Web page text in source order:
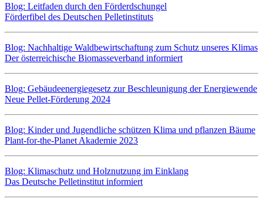
Blog: Leitfaden durch den Förderdschungel
Förderfibel des Deutschen Pelletinstituts
Blog: Nachhaltige Waldbewirtschaftung zum Schutz unseres Klimas
Der österreichische Biomasseverband informiert
Blog: Gebäudeenergiegesetz zur Beschleunigung der Energiewende
Neue Pellet-Förderung 2024
Blog: Kinder und Jugendliche schützen Klima und pflanzen Bäume
Plant-for-the-Planet Akademie 2023
Blog: Klimaschutz und Holznutzung im Einklang
Das Deutsche Pelletinstitut informiert